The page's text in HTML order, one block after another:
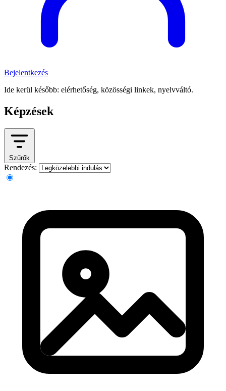
Bejelentkezés
Ide kerül később: elérhetőség, közösségi linkek, nyelvváltó.
Képzések
Szűrők
Rendezés: